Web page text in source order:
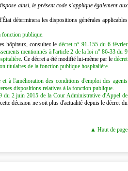
ainsi, le présent code s'applique également aux
déterminera les dispositions générales applicables
fonction publique.
hôpitaux, consultez le décret n° 91-155 du 6 février
mentionnés à l'article 2 de la loi n° 86-33 du 9
. Ce décret a été modifié lui-même par le décret
titulaires de la fonction publique hospitalière.
à l'amélioration des conditions d'emploi des agents
dispositions relatives à la fonction publique.
du 2 juin 2015 de la Cour Administrative d'Appel de
décision ne soit plus d'actualité depuis le décret du
▲ Haut de page